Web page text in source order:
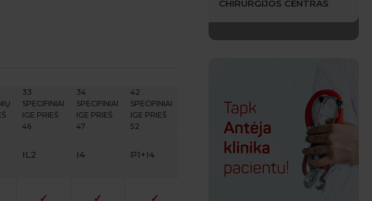
33
SPECIFINIAI
IGE PRIEŠ
46
34
SPECIFINIAI
IGE PRIEŠ
47
42
SPECIFINIAI
IGE PRIEŠ
52
IL2 I4 P1+I4
CHIRURGIJOS CENTRAS